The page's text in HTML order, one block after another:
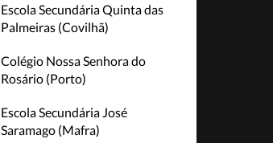
Escola Secundária Quinta das
Palmeiras (Covilhã)
Colégio Nossa Senhora do
Rosário (Porto)
Escola Secundária José
Saramago (Mafra)